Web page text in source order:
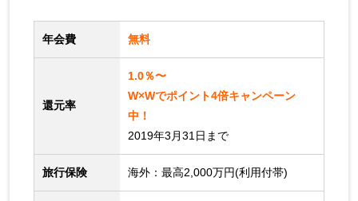
年会費 無料
還元率
1.0％〜
W×Wでポイント4倍キャンペーン
中！
2019年3月31日まで
旅行保険 海外：最高2,000万円(利用付帯)